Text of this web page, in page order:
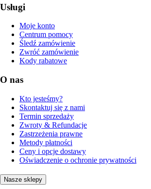
Usługi
Moje konto
Centrum pomocy
Śledź zamówienie
Zwróć zamówienie
Kody rabatowe
O nas
Kto jesteśmy?
Skontaktuj się z nami
Termin sprzedaży
Zwroty & Refundacje
Zastrzeżenia prawne
Metody płatności
Ceny i opcje dostawy
Oświadczenie o ochronie prywatności
Nasze sklepy